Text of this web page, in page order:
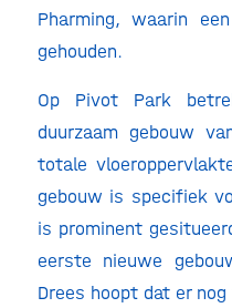
Pharming, waarin
gehouden.
Op Pivot Park
duurzaam gebouw
totale
gebouw is specifiek
is prominent
eerste nieuwe
Drees hoopt dat er